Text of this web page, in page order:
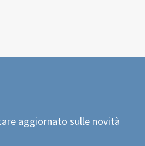
aggiornato sulle novità